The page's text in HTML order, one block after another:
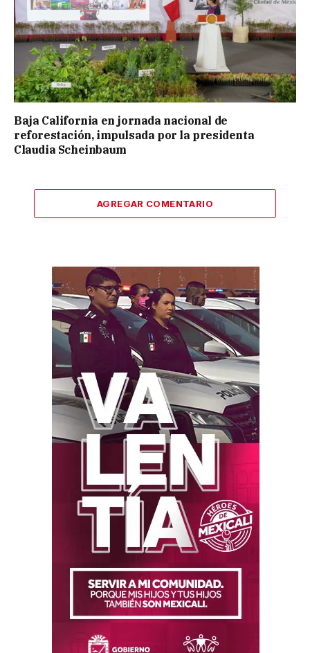
Baja California en jornada nacional de
reforestación, impulsada por la presidenta
Claudia Scheinbaum
AGREGAR COMENTARIO